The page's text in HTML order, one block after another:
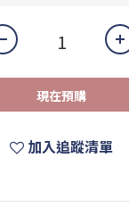
現在預購
加入追蹤清單